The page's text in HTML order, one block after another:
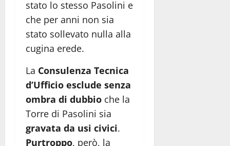
stato lo stesso Pasolini e
che per anni non sia
stato sollevato nulla alla
cugina erede.
La Consulenza Tecnica
d’Ufficio esclude senza
ombra di dubbio che la
Torre di Pasolini sia
gravata da usi civici.
Purtroppo, però, la